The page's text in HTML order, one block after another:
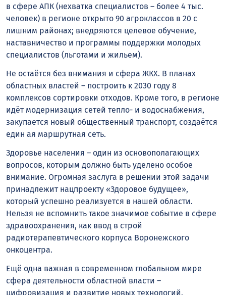
в сфере АПК (нехватка специалистов – более 4 тыс.
человек) в регионе открыто 90 агроклассов в 20 с
лишним районах; внедряются целевое обучение,
наставничество и программы поддержки молодых
специалистов (льготами и жильем).
Не остаётся без внимания и сфера ЖКХ. В планах
областных властей – построить к 2030 году 8
комплексов сортировки отходов. Кроме того, в регионе
идёт модернизация сетей тепло- и водоснабжения,
закупается новый общественный транспорт, создаётся
един ая маршрутная сеть.
Здоровье населения – один из основополагающих
вопросов, которым должно быть уделено особое
внимание. Огромная заслуга в решении этой задачи
принадлежит нацпроекту «Здоровое будущее»,
который успешно реализуется в нашей области.
Нельзя не вспомнить такое значимое событие в сфере
здравоохранения, как ввод в строй
радиотерапевтического корпуса Воронежского
онкоцентра.
Ещё одна важная в современном глобальном мире
сфера деятельности областной власти –
цифровизация и развитие новых технологий.